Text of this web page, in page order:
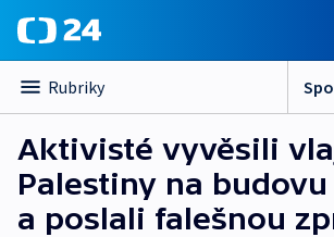
Rubriky
Aktivisté vyvěsili
Palestiny na budovu
a poslali falešnou